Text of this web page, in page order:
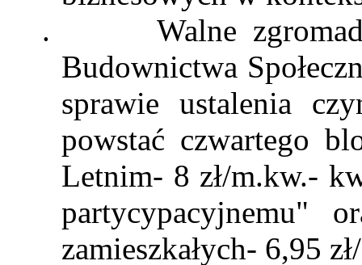
.
Walne
Budownictwa
sprawie ustalenia
powstać czwartego
Letnim- 8 zł/m.kw.-
partycypacyjnemu"
zamieszkałych- 6,95